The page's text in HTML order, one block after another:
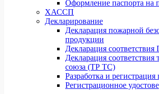
Оформление паспорта на
ХАССП
Декларирование
Декларация пожарной
продукции
Декларация
Декларация соответствия
союза (ТР ТС)
Разработка и
Регистрационное